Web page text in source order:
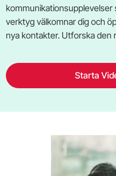
kommunikationsupplevelser
verktyg välkomnar dig och
nya kontakter. Utforska den
Starta